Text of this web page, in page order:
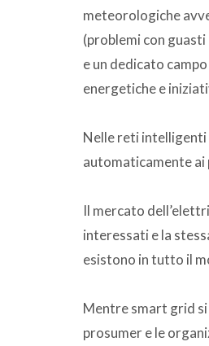
meteorologiche
(problemi con
e un dedicato
energetiche e
Nelle reti intelligenti
automaticamente
Il mercato
interessati e la
esistono in tutto il
Mentre smart grid
prosumer e le